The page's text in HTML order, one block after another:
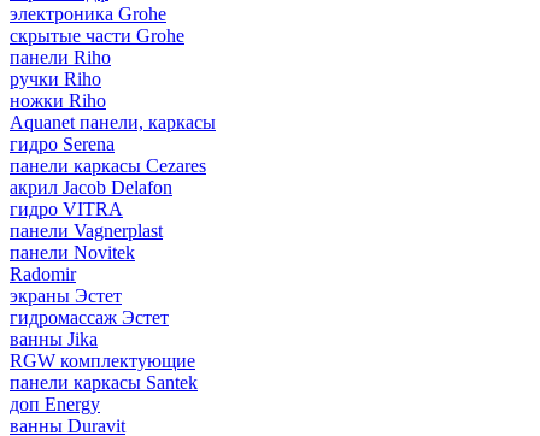
электроника Grohe
скрытые части Grohe
панели Riho
ручки Riho
ножки Riho
Aquanet панели, каркасы
гидро Serena
панели каркасы Cezares
акрил Jacob Delafon
гидро VITRA
панели Vagnerplast
панели Novitek
Radomir
экраны Эстет
гидромассаж Эстет
ванны Jika
RGW комплектующие
панели каркасы Santek
доп Energy
ванны Duravit